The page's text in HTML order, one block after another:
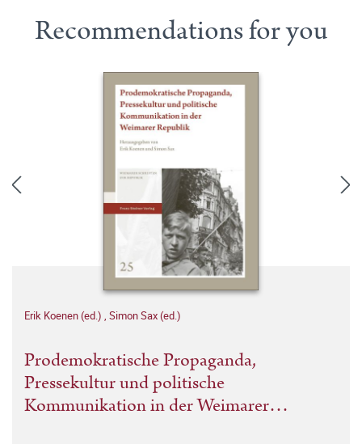
Recommendations for you
Erik Koenen (ed.) , Simon Sax (ed.)
Prodemokratische Propaganda,
Pressekultur und politische
Kommunikation in der Weimarer